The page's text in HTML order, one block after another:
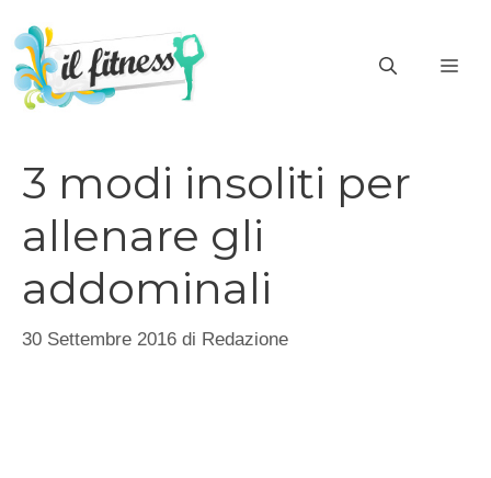
contenuto
3 modi insoliti per
allenare gli
addominali
30 Settembre 2016 di Redazione